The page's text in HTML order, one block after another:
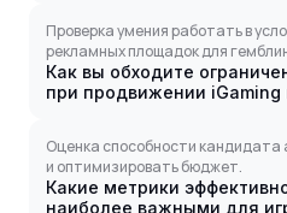
Проверка умения работать в
рекламных площадок для
Как вы обходите
при продвижении iGaming
Оценка способности кандидата
и оптимизировать бюджет.
Какие метрики
наиболее важными для